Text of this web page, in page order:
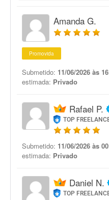
Amanda G.
Promovida
Submetido: 11/06/2026 às
estimada: Privado
Rafael P.
TOP
Submetido: 11/06/2026 às
estimada: Privado
Daniel N.
TOP